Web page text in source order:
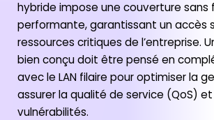
hybride impose une couverture sans
performante, garantissant un accès
ressources critiques de l’entreprise.
bien conçu doit être pensé en
avec le LAN filaire pour optimiser la
assurer la qualité de service (QoS)
vulnérabilités.